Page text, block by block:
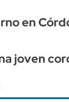
en
joven